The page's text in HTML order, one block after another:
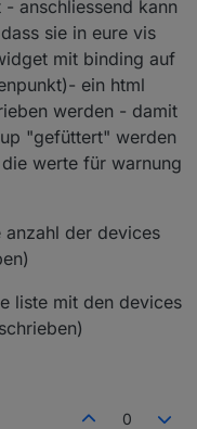
anschliessend kann
sie in eure vis
mit binding auf
ein html
werden - damit
"gefüttert" werden
werte für warnung
der devices
liste mit den devices
0